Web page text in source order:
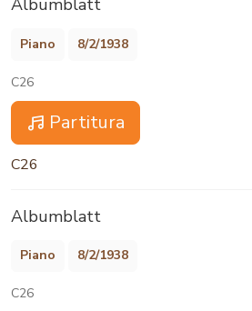
Piano 8/2/1938
C26
Partitura
C26
Albumblatt
Piano 8/2/1938
C26